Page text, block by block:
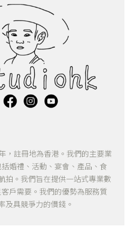
，註冊地為香港。我們的主要業
婚禮、活動、宴會、產品、食
拍。我們旨在提供一站式專業數
戶需要。我們的優勢為服務質
及具競爭力的價錢。